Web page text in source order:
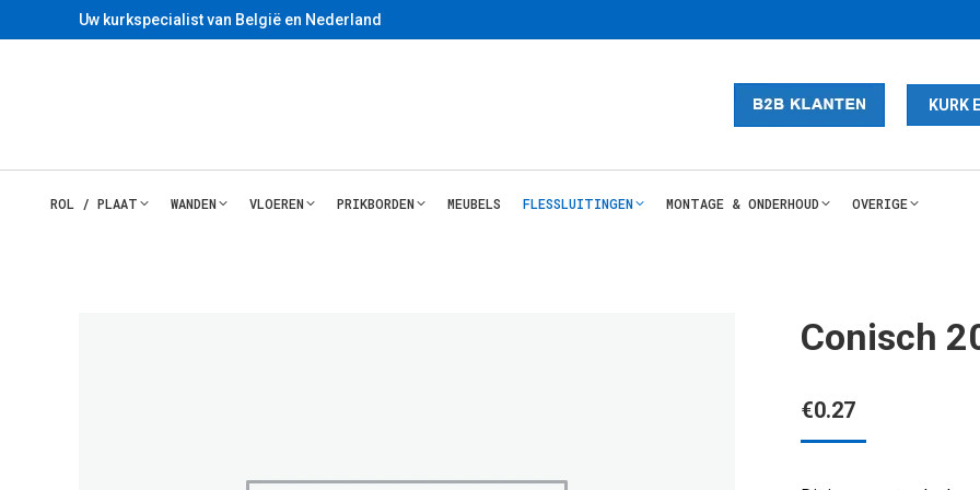
Uw kurkspecialist van België en Nederland
KURK
ROL / PLAAT WANDEN VLOEREN PRIKBORDEN MEUBELS FLESSLUITINGEN MONTAGE & ONDERHOUD OVERIGE
Conisch
€0.27